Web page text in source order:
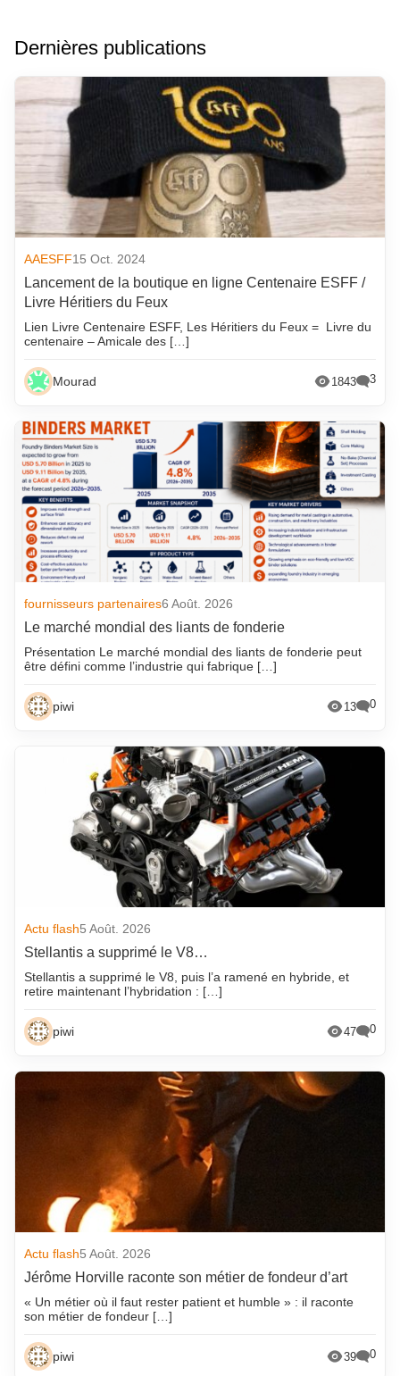
Dernières publications
AAESFF15 Oct. 2024
Lancement de la boutique en ligne Centenaire ESFF /
Livre Héritiers du Feux
Lien Livre Centenaire ESFF, Les Héritiers du Feux = Livre du
centenaire – Amicale des […]
Mourad 1843 3
fournisseurs partenaires6 Août. 2026
Le marché mondial des liants de fonderie
Présentation Le marché mondial des liants de fonderie peut
être défini comme l’industrie qui fabrique […]
piwi 13 0
Actu flash5 Août. 2026
Stellantis a supprimé le V8…
Stellantis a supprimé le V8, puis l’a ramené en hybride, et
retire maintenant l’hybridation : […]
piwi 47 0
Actu flash5 Août. 2026
Jérôme Horville raconte son métier de fondeur d’art
« Un métier où il faut rester patient et humble » : il raconte
son métier de fondeur […]
piwi 39 0